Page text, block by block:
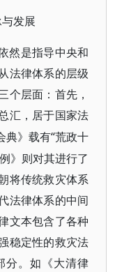
发展
然是指导中央和
法律体系的层级
个层面：首先，
汇，居于国家法
典》载有“荒政十
》则对其进行了
将传统救灾体系
法律体系的中间
文本包含了各种
稳定性的救灾法
分。如《大清律